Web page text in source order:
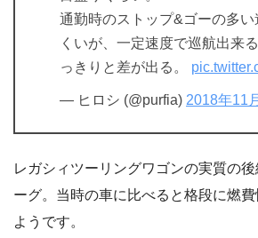
通勤時のストップ&ゴーの多
くいが、一定速度で巡航出来
っきりと差が出る。
— ヒロシ (@purfia) 2018年11
レガシィツーリングワゴンの実質の
ーグ。当時の車に比べると格段に燃
ようです。